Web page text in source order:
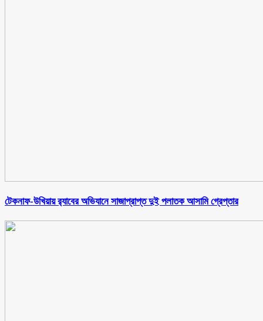
টেকনাফ-উখিয়ায় র‌্যাবের অভিযানে সাজাপ্রাপ্ত দুই পলাতক আসামি গ্রেপ্তার